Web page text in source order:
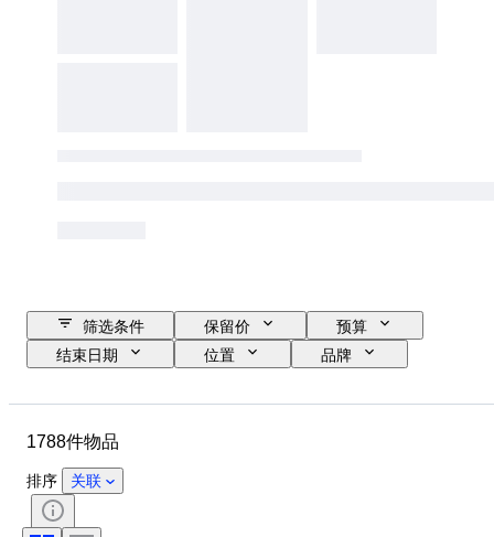
筛选条件 保留价
预算
结束日期
位置
品牌
时期
版
葡萄酒产区
葡萄酒分级
1788件物品
排序 关联